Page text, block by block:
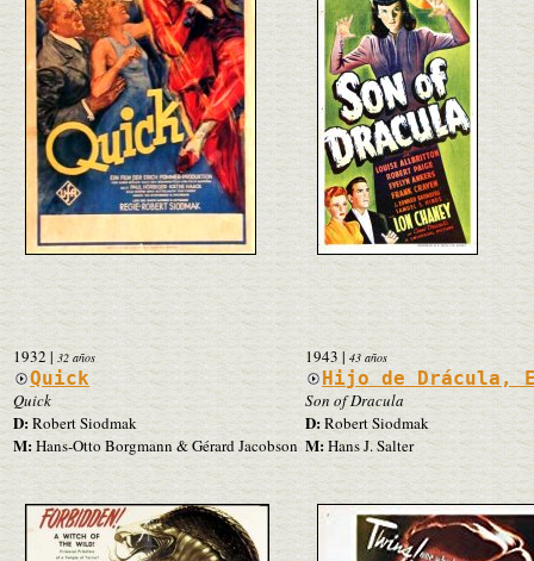
1932 | 32 años
Quick
Quick
D:Robert Siodmak
M:Hans-Otto Borgmann & Gérard Jacobson
1943| 43 años
Hijo de Drácula,
Son of Dracula
D:Robert Siodmak
M:Hans J. Salter